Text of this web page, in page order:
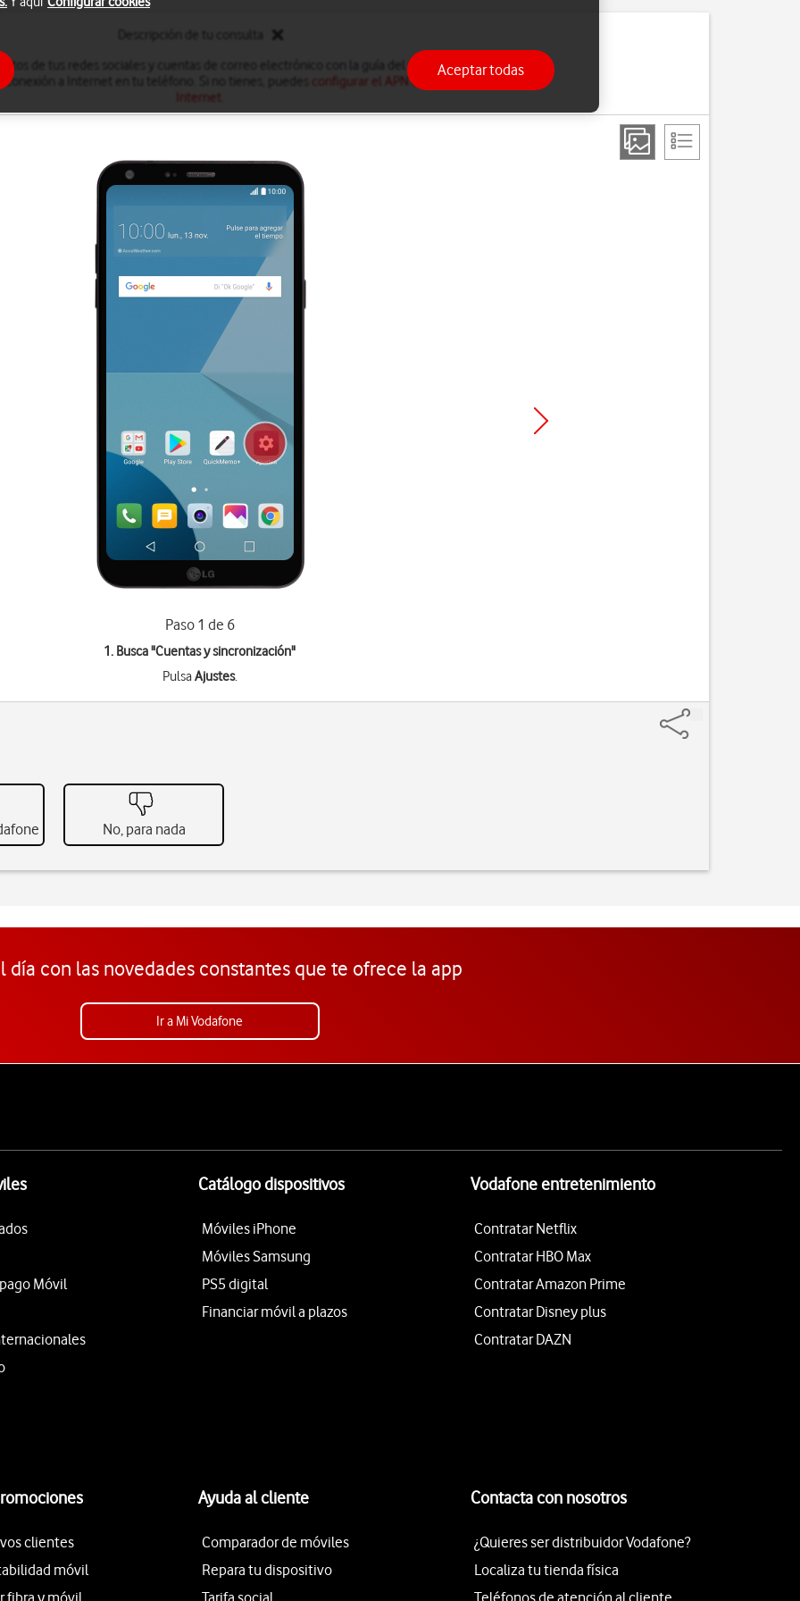
de tus redes sociales y cuentas de correo electrónico con la guía del teléfono. Para hacerlo,
conexión a Internet en tu teléfono. Si no tienes, puedes
configurar el APN de tu teléfono para
Internet
Paso 1 de 6
1. Busca "Cuentas y sincronización"
PulsaAjustes.
No, para nada
día con las novedades constantes que te ofrece la app
Ir a Mi Vodafone
Móvil
Catálogo dispositivos
Móviles iPhone
Móviles Samsung
PS5 digital
Financiar móvil a plazos
Vodafone entretenimiento
Contratar Netflix
Contratar HBO Max
Contratar Amazon Prime
Contratar Disney plus
Contratar DAZN
clientes
móvil
fibra y móvil
Ayuda al cliente
Comparador de móviles
Repara tu dispositivo
Tarifa social
Contacta con nosotros
¿Quieres ser distribuidor Vodafone?
Localiza tu tienda física
Teléfonos de atención al cliente
Aceptar todas